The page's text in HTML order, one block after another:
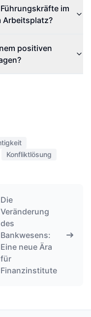
im
Arbeitsplatz?
positiven
Konfliktlösung
Die
Veränderung
des
Bankwesens:
Eine neue Ära
für
Finanzinstitute